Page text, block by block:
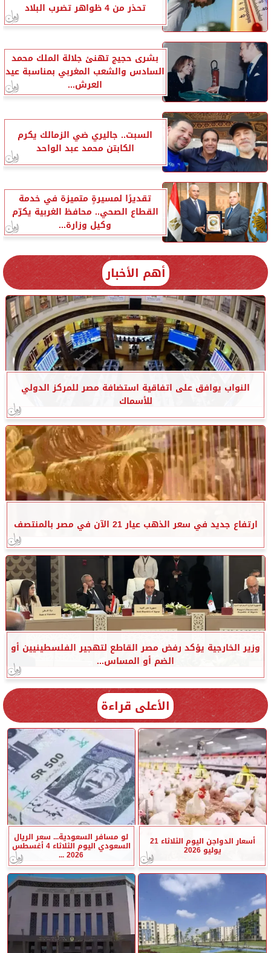
تحذر من 4 ظواهر تضرب البلاد
بشرى حجيج تهنئ جلالة الملك محمد
السادس والشعب المغربي بمناسبة عيد
العرش...
السبت.. جاليري ضي الزمالك يكرم
الكابتن محمد عبد الواحد
تقديرًا لمسيرةٍ متميزة في خدمة
القطاع الصحي.. محافظ الغربية يكرّم
وكيل وزارة...
أهم الأخبار
النواب يوافق على اتفاقية استضافة مصر للمركز الدولي
للأسماك
ارتفاع جديد في سعر الذهب عيار 21 الآن في مصر بالمنتصف
وزير الخارجية يؤكد رفض مصر القاطع لتهجير الفلسطينيين أو
الضم أو المساس...
الأعلى قراءة
أسعار الدواجن اليوم الثلاثاء 21
يوليو 2026
لو مسافر السعودية... سعر الريال
السعودي اليوم الثلاثاء 4 أغسطس
2026 ...